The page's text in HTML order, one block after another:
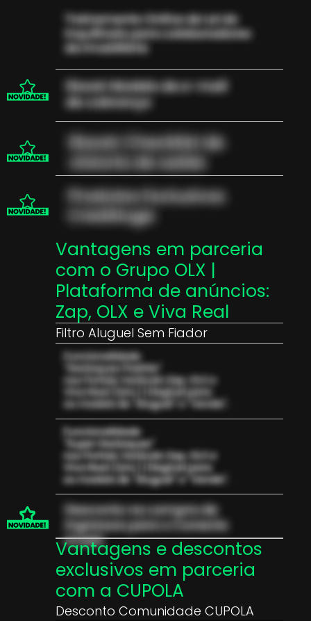
Vantagens em parceria
com o Grupo OLX |
Plataforma de anúncios:
Zap, OLX e Viva Real
Filtro Aluguel Sem Fiador
Vantagens e descontos
exclusivos em parceria
com a CUPOLA
Desconto Comunidade CUPOLA